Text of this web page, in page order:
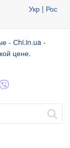
Укр | Рос